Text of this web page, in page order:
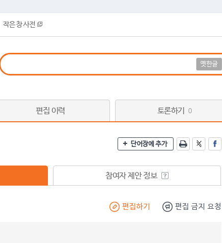
작은 창 사전
옛한글
편집 이력 토론하기 0
단어장에 추가
참여자 제안 정보
편집하기 편집 금지 요청